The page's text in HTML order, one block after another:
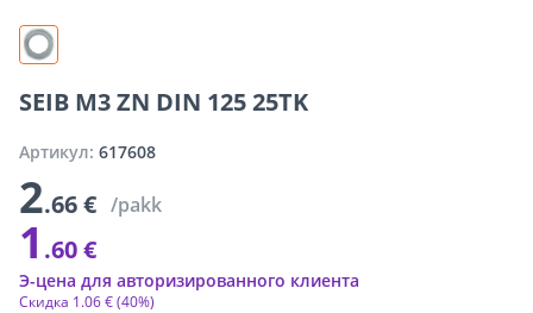
SEIB M3 ZN DIN 125 25TK
Артикул: 617608
2.66 € /pakk
1 .60 €
Скидка 1.06 €(40%)
Э-цена для авторизированного клиента